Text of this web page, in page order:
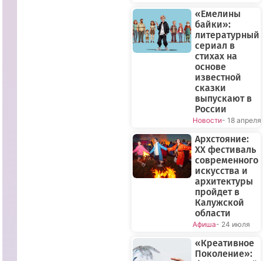
«Емелины
байки»:
литературный
сериал в
стихах на
основе
известной
сказки
выпускают в
России
Новости- 18 апреля
Архстояние:
XX фестиваль
современного
искусства и
архитектуры
пройдет в
Калужской
области
Афиша- 24 июля
«Креативное
Поколение»: